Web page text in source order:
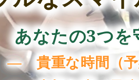
あなたの3つを
― 貴重な時間（